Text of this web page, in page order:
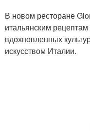
В новом ресторане
итальянским
вдохновленных
искусством Италии.